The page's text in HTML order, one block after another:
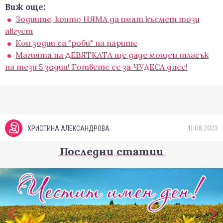
Виж още:
Зодиите, които НЯМА да имат късмет този
август
Кои зодии са "роби" на парите
Магията на ДЕВЯТКАТА ще даде мощен тласък
на тези 5 зодии! Гответе се за ЧУДЕСА днес!
ХРИСТИНА АЛЕКСАНДРОВА 11.08.2023
Последни статии